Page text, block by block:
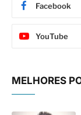
Facebook
YouTube
MELHORES